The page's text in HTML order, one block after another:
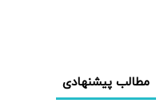
مطالب پیشنهادی